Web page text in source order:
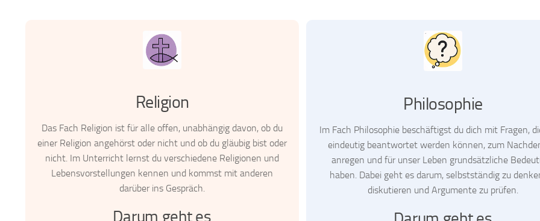
Religion
Das Fach Religion ist für alle offen, unabhängig davon, ob du
einer Religion angehörst oder nicht und ob du gläubig bist oder
nicht. Im Unterricht lernst du verschiedene Religionen und
Lebensvorstellungen kennen und kommst mit anderen
darüber ins Gespräch.
Darum geht es
Philosophie
Im Fach Philosophie beschäftigst du dich mit Fragen,
eindeutig beantwortet werden können, zum
anregen und für unser Leben grundsätzliche
haben. Dabei geht es darum, selbstständig zu
diskutieren und Argumente zu prüfen.